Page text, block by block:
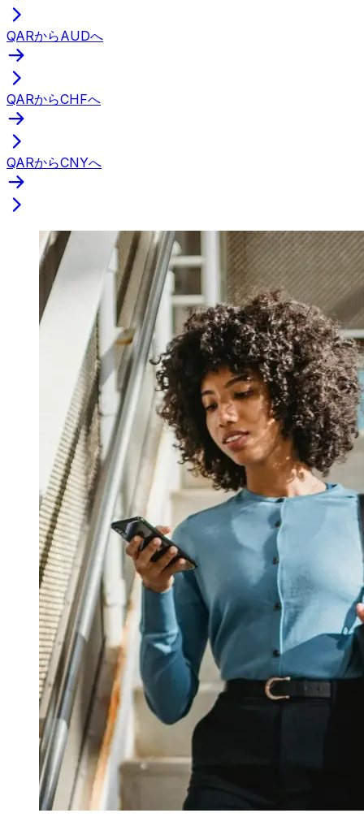
QARからAUDへ
QARからCHFへ
QARからCNYへ